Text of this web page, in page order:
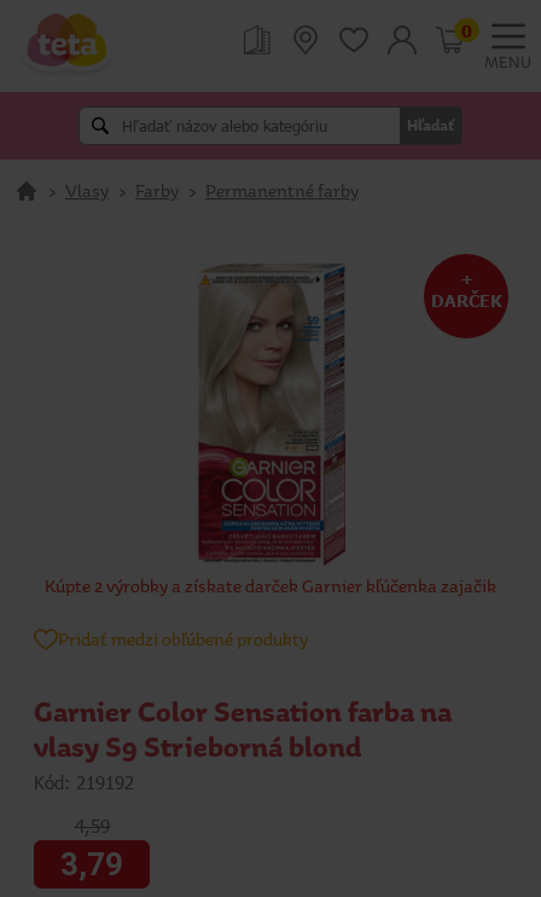
MENU
Hľadať
0
> Vlasy > Farby > Permanentné farby
+
DARČEK
Kúpte 2 výrobky a získate darček Garnier kľúčenka zajačik
Pridať medzi obľúbené produkty
Garnier Color Sensation farba na
vlasy S9 Strieborná blond
Kód: 219192
4,59
3,79